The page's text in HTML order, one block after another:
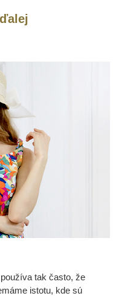
tak často, že
istotu, kde sú